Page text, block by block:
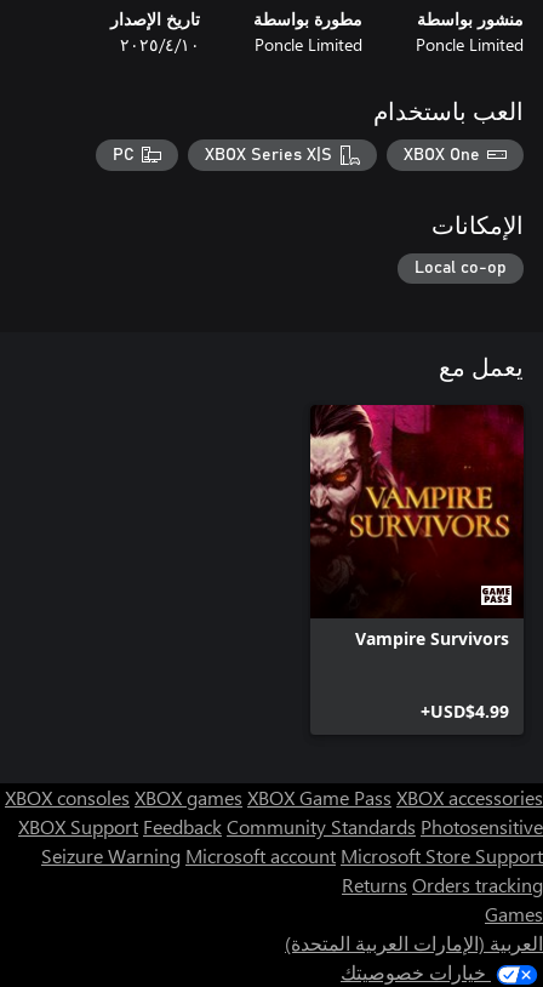
40 أسلوبًا جديدًا للهجوم؛ بما يتضمن الأسلحة الأساسية، والتطويرات،
تتوفر جميع أنواع أسلحة عالم SaGa من سيوف، وسحر، ولكمات،
Fleuret - بعد طعن عدد كافٍ من الأعداء، ستتمكن من تنفيذ هجوم
Pressure Point - وجّه سلسلة من ضربات فنون القتال من مسافة
لا يكتمل أي محتوى قابل للتنزيل من لعبة تقمص أدوار يابانية دون
مجموعة من الحلفاء المميزين للتعاون معهم. ارتقِ بمستوى شخصية
بشكل مستقل بأسلحتها الخاصة ضمن تشكيل دفاعي محكم. اختر
Bonnie أو Formina للعب دور المحققتين الشجاعتين، واجمع بين
مهارات القتال باللكمات والمسدسات لتشكيل فريق قتالي متكامل.
وفي ظلام Yomi الدامس، تتردد شائعات عن ملك مظلم يستطيع
الناجون الحقيقيون لا يستسلمون أبدًا! عندما تصل صحة شخصية من
الإضافية، وفترات تهدئة مخفضة، وحظ أكبر لتتمكن من النجاة في
اتبع Emerald Wave عبر صورة مجسمة لعوالم متشابكة، وهي بيئة
مثالية للتحرك والقتال ضد جحافل من الوحوش الغريبة والزعماء
منشور بواسطة
Poncle Limited
مطورة بواسطة
Poncle Limited
تاريخ الإصدار
١٠‏/٤‏/٢٠٢٥
العب باستخدام
XBOX One
XBOX Series X|S
PC
الإمكانات
Local co-op
يعمل مع
Vampire Survivors
USD$4.99+
XBOX consoles XBOX games XBOX Game Pass XBOX accessories
XBOX Support FeedbackCommunity Standards Photosensitive
Seizure Warning Microsoft account Microsoft Store Support
Returns Orders tracking
Games
العربية (الإمارات العربية المتحدة)
خيارات خصوصيتك